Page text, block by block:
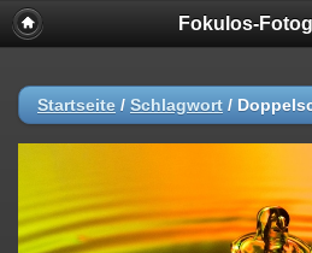
Fokulos-
Startseite / Schlagwort /